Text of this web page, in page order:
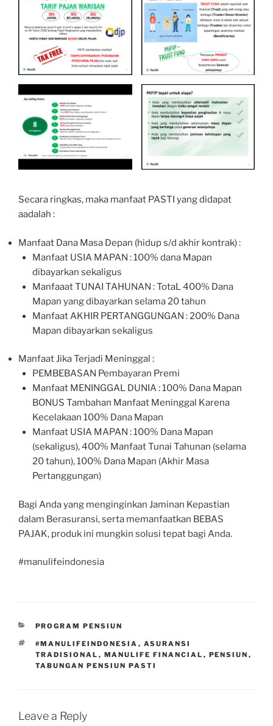
Secara ringkas, maka manfaat PASTI yang didapat
aadalah :
Manfaat Dana Masa Depan (hidup s/d akhir kontrak) :
Manfaat USIA MAPAN : 100% dana Mapan
dibayarkan sekaligus
Manfaaat TUNAI TAHUNAN : TotaL 400% Dana
Mapan yang dibayarkan selama 20 tahun
Manfaat AKHIR PERTANGGUNGAN : 200% Dana
Mapan dibayarkan sekaligus
Manfaat Jika Terjadi Meninggal :
PEMBEBASAN Pembayaran Premi
Manfaat MENINGGAL DUNIA : 100% Dana Mapan
BONUS Tambahan Manfaat Meninggal Karena
Kecelakaan 100% Dana Mapan
Manfaat USIA MAPAN : 100% Dana Mapan
(sekaligus), 400% Manfaat Tunai Tahunan (selama
20 tahun), 100% Dana Mapan (Akhir Masa
Pertanggungan)
Bagi Anda yang menginginkan Jaminan Kepastian
dalam Berasuransi, serta memanfaatkan BEBAS
PAJAK, produk ini mungkin solusi tepat bagi Anda.
#manulifeindonesia
CATEGORIES
PROGRAM PENSIUN
TAGS
#MANULIFEINDONESIA , ASURANSI
TRADISIONAL , MANULIFE FINANCIAL , PENSIUN ,
TABUNGAN PENSIUN PASTI
Leave a Reply